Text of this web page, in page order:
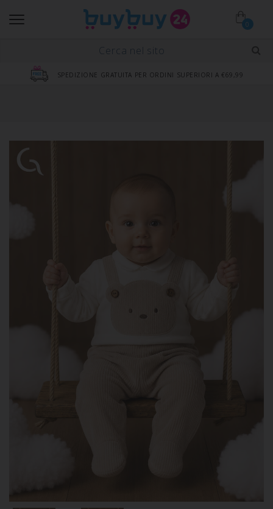
0
SPEDIZIONE GRATUITA PER ORDINI SUPERIORI A €69,99